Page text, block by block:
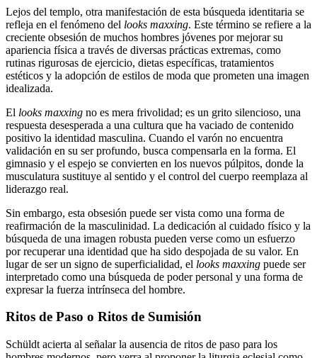
Lejos del templo, otra manifestación de esta búsqueda identitaria se
refleja en el fenómeno del looks maxxing. Este término se refiere a la
creciente obsesión de muchos hombres jóvenes por mejorar su
apariencia física a través de diversas prácticas extremas, como
rutinas rigurosas de ejercicio, dietas específicas, tratamientos
estéticos y la adopción de estilos de moda que prometen una imagen
idealizada.
El looks maxxing no es mera frivolidad; es un grito silencioso, una
respuesta desesperada a una cultura que ha vaciado de contenido
positivo la identidad masculina. Cuando el varón no encuentra
validación en su ser profundo, busca compensarla en la forma. El
gimnasio y el espejo se convierten en los nuevos púlpitos, donde la
musculatura sustituye al sentido y el control del cuerpo reemplaza al
liderazgo real.
Sin embargo, esta obsesión puede ser vista como una forma de
reafirmación de la masculinidad. La dedicación al cuidado físico y la
búsqueda de una imagen robusta pueden verse como un esfuerzo
por recuperar una identidad que ha sido despojada de su valor. En
lugar de ser un signo de superficialidad, el looks maxxing puede ser
interpretado como una búsqueda de poder personal y una forma de
expresar la fuerza intrínseca del hombre.
Ritos de Paso o Ritos de Sumisión
Schüldt acierta al señalar la ausencia de ritos de paso para los